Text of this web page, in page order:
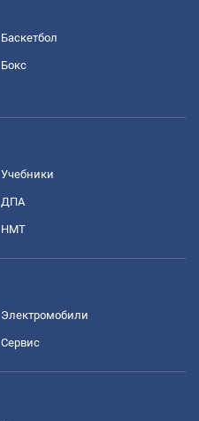
Баскетбол
Бокс
Учебники
ДПА
НМТ
Электромобили
Сервис